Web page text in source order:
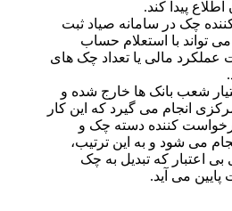
پیدا کند.
چک در سامانه صیاد ثبت
تواند با استعلام حساب
مالی یا تعداد چک های
شعب بانک ها خارج شده و
انجام می گیرد که این کار
کننده دسته چک و
می شود و به این ترتیب،
اعتبار که تبدیل به چک
می آید.